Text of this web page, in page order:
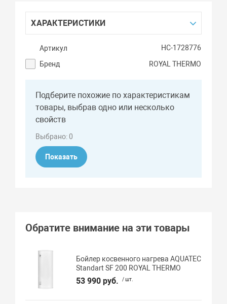
ХАРАКТЕРИСТИКИ
Артикул
НС-1728776
Бренд
ROYAL THERMO
Подберите похожие по характеристикам
товары, выбрав одно или несколько
свойств
Выбрано:0
Показать
Обратите внимание на эти товары
Бойлер косвенного нагрева AQUATEC
Standart SF 200 ROYAL THERMO
53 990 руб. / шт.